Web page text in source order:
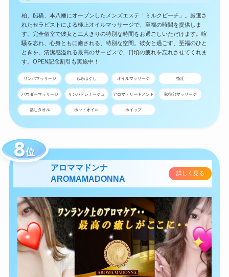
柏、船橋、本八幡にオープンしたメンズエステ「ミルクピーチ」。厳選さ
れたセラピストによる極上オイルマッサージで、至福の時間を提供しま
す。完全個室で彼女と二人きりの特別な時間をお過ごしいただけます。喧
騒を忘れ、心身ともに癒される、特別な空間。彼女と過ごす、至福のひと
ときを。清潔感溢れる最高のサービスで、日頃の疲れを忘れさせてくれま
す。OPEN記念割引も実施中！
リンパマッサージ もみほぐし オイルマッサージ 指圧
パウダーマッサージ リンパドレナージュ アロマトリートメント 鼠径部マッサージ
蒸しタオル ホットオイル ホイップ
位
アロママドンナ
AROMAMADONNA
詳しく見る